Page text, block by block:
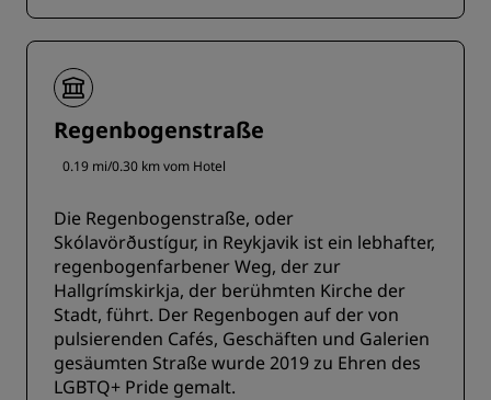
Regenbogenstraße
0.19 mi/0.30 km vom Hotel
Die Regenbogenstraße, oder
Skólavörðustígur, in Reykjavik ist ein lebhafter,
regenbogenfarbener Weg, der zur
Hallgrímskirkja, der berühmten Kirche der
Stadt, führt. Der Regenbogen auf der von
pulsierenden Cafés, Geschäften und Galerien
gesäumten Straße wurde 2019 zu Ehren des
LGBTQ+ Pride gemalt.